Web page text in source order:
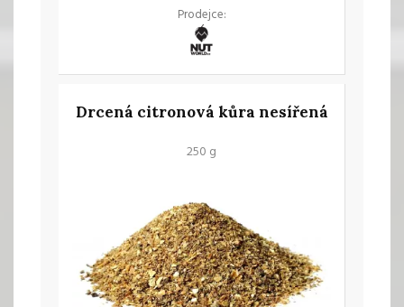
Prodejce:
Drcená citronová kůra nesířená
250 g